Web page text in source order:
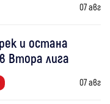
07 авг
и остана
Втора лига
07 авг